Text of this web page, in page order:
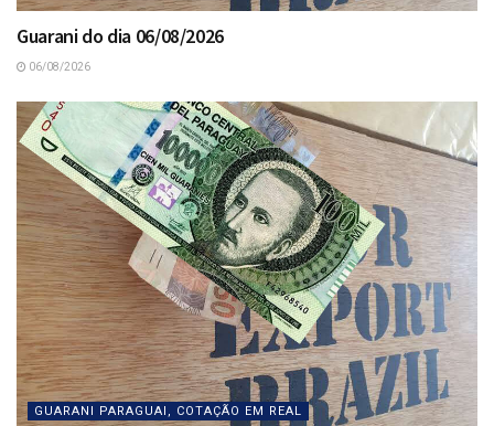
Guarani do dia 06/08/2026
06/08/2026
GUARANI PARAGUAI, COTAÇÃO EM REAL